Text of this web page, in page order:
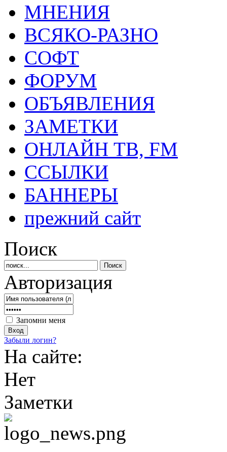
МНЕНИЯ
ВСЯКО-РАЗНО
СОФТ
ФОРУМ
ОБЪЯВЛЕНИЯ
ЗАМЕТКИ
ОНЛАЙН ТВ, FM
ССЫЛКИ
БАННЕРЫ
прежний сайт
Поиск
Авторизация
Запомни меня
Забыли логин?
На сайте:
Нет
Заметки